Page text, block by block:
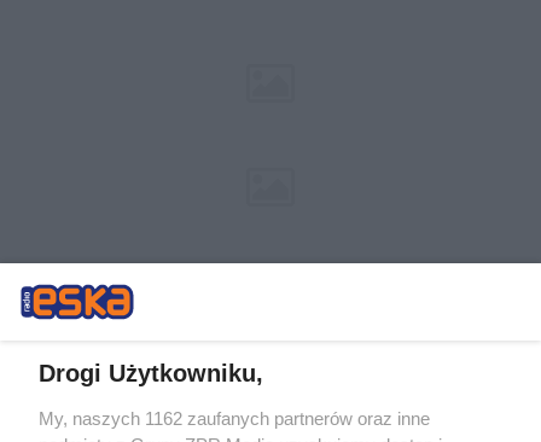
Drogi Użytkowniku,
My, naszych 1162 zaufanych partnerów oraz inne